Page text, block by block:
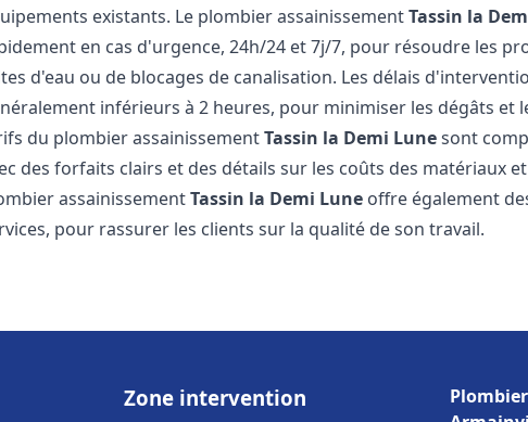
existants. Le plombier assainissementTassin la
en cas d'urgence, 24h/24 et 7j/7, pour résoudre les
d'eau ou de blocages de canalisation. Les délais
inférieurs à 2 heures, pour minimiser les dégâts et
du plombier assainissementTassin la Demi Lunesont
des forfaits clairs et des détails sur les coûts des matériaux
assainissementTassin la Demi Lune offre également
pour rassurer les clients sur la qualité de son travail.
Zone intervention